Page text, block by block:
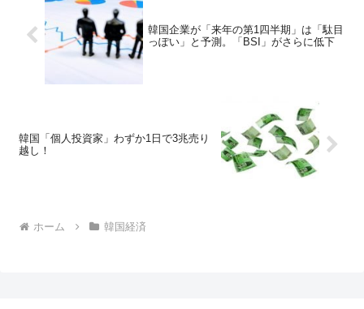
韓国企業が「来年の第1四半期」は「駄目
っぽい」と予測。「BSI」がさらに低下
韓国「個人投資家」わずか1日で3兆売り
越し！
ホーム 韓国経済